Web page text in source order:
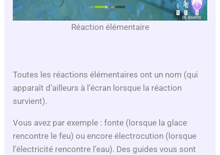
Réaction élémentaire
Toutes les réactions élémentaires ont un nom (qui
apparaît d’ailleurs à l’écran lorsque la réaction
survient).
Vous avez par exemple : fonte (lorsque la glace
rencontre le feu) ou encore électrocution (lorsque
l’électricité rencontre l’eau). Des guides vous sont